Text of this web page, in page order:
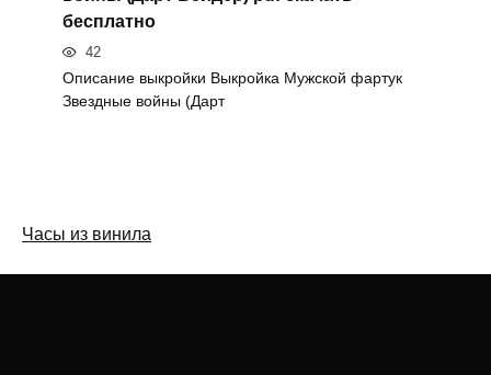
бесплатно
42
Описание выкройки Выкройка Мужской фартук
Звездные войны (Дарт
Часы из винила